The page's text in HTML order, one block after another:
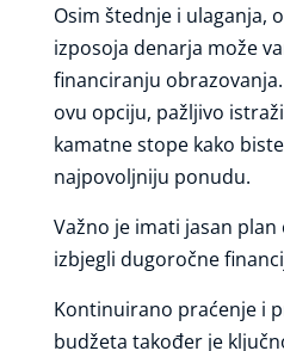
Osim štednje i ulaganja,
izposoja denarja može
financiranju
ovu opciju, pažljivo
kamatne stope kako
najpovoljniju ponudu.
Važno je imati jasan
izbjegli dugoročne
Kontinuirano praćenje i
budžeta također je